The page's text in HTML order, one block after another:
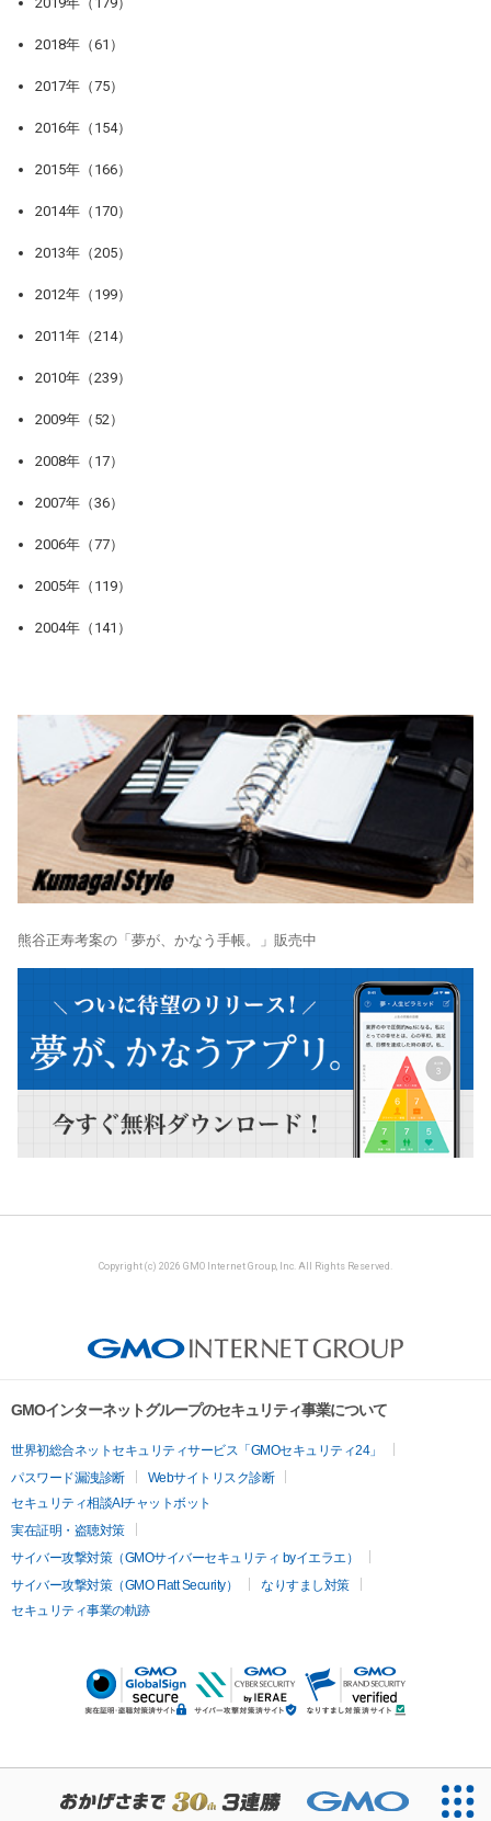
2018年（61）
2017年（75）
2016年（154）
2015年（166）
2014年（170）
2013年（205）
2012年（199）
2011年（214）
2010年（239）
2009年（52）
2008年（17）
2007年（36）
2006年（77）
2005年（119）
2004年（141）
熊谷正寿考案の「夢が、かなう手帳。」販売中
Copyright (c) 2026 GMO Internet Group, Inc. All Rights Reserved.
GMOインターネットグループのセキュリティ事業について
世界初総合ネットセキュリティサービス「GMOセキュリティ24」
パスワード漏洩診断
Webサイトリスク診断
セキュリティ相談AIチャットボット
実在証明・盗聴対策
サイバー攻撃対策（GMOサイバーセキュリティ byイエラエ）
サイバー攻撃対策（GMO Flatt Security）
なりすまし対策
セキュリティ事業の軌跡